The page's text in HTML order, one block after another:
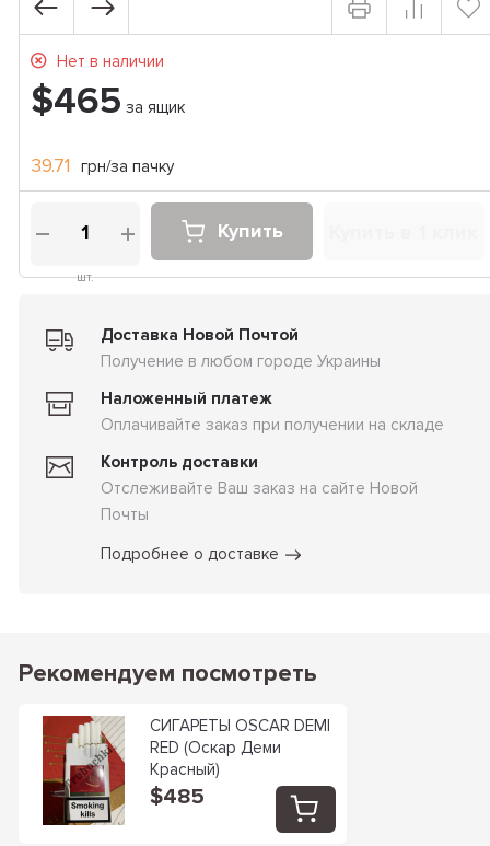
Нет в наличии
$465 за ящик
39.71 грн/за пачку
шт.
Купить
Доставка Новой Почтой
Получение в любом городе Украины
Наложенный платеж
Оплачивайте заказ при получении на складе
Контроль доставки
Отслеживайте Ваш заказ на сайте Новой
Почты
Подробнее о доставке
Рекомендуем посмотреть
СИГАРЕТЫ OSCAR DEMI
RED (Оскар Деми
Красный)
$485